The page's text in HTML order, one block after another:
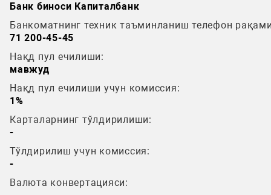
Банк биноси Капиталбанк
Банкоматнинг техник таъминланиш телефон
71 200-45-45
Нақд пул ечилиши:
мавжуд
Нақд пул ечилиши учун комиссия:
1%
Карталарнинг тўлдирилиши:
-
Тўлдирилиш учун комиссия:
-
Валюта конвертацияси: